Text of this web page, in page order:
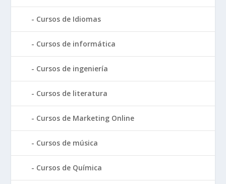
Cursos de Idiomas
Cursos de informática
Cursos de ingeniería
Cursos de literatura
Cursos de Marketing Online
Cursos de música
Cursos de Química